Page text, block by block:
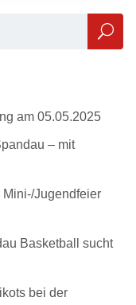
am 05.05.2025
– mit
Jugendfeier
Basketball sucht
bei der